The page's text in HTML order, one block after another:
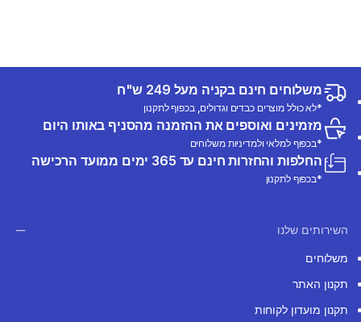
משלוחים חינם בקניה מעל 249 ש"ח
*לא כולל מוצרים כבדים וגדולים, בכפוף לתקנון
מזמינים ואוספים את ההזמנה מהסניף באותו היום
*בכפוף למלאי ולמדיניות משלוחים
החלפות והחזרות חינם עד 365 ימים ממועד הרכישה
*בכפוף לתקנון
השירותים שלנו
משלוחים
תקנון האתר
תקנון מועדון לקוחות